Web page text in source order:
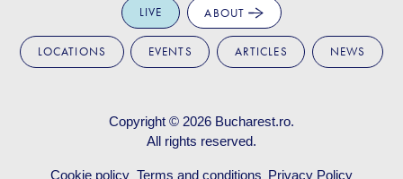
LIVE ABOUT
LOCATIONS EVENTS ARTICLES NEWS
Copyright © 2026 Bucharest.ro.
All rights reserved.
Cookie policy Terms and conditions Privacy Policy